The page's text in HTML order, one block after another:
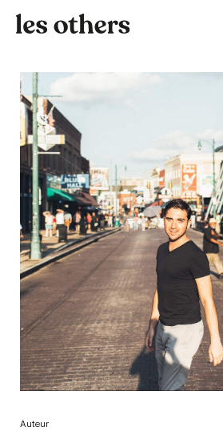
Auteur